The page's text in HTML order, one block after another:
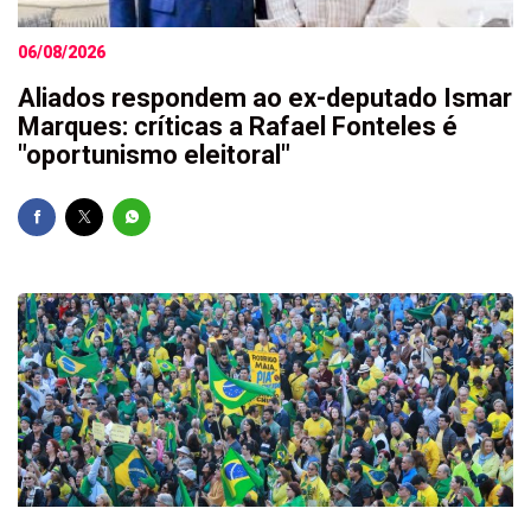
06/08/2026
Aliados respondem ao ex-deputado Ismar
Marques: críticas a Rafael Fonteles é
"oportunismo eleitoral"